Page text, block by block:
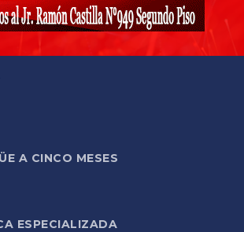
A CINCO MESES
ESPECIALIZADA